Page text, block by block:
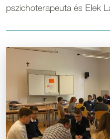
pszichoterapeuta és Elek